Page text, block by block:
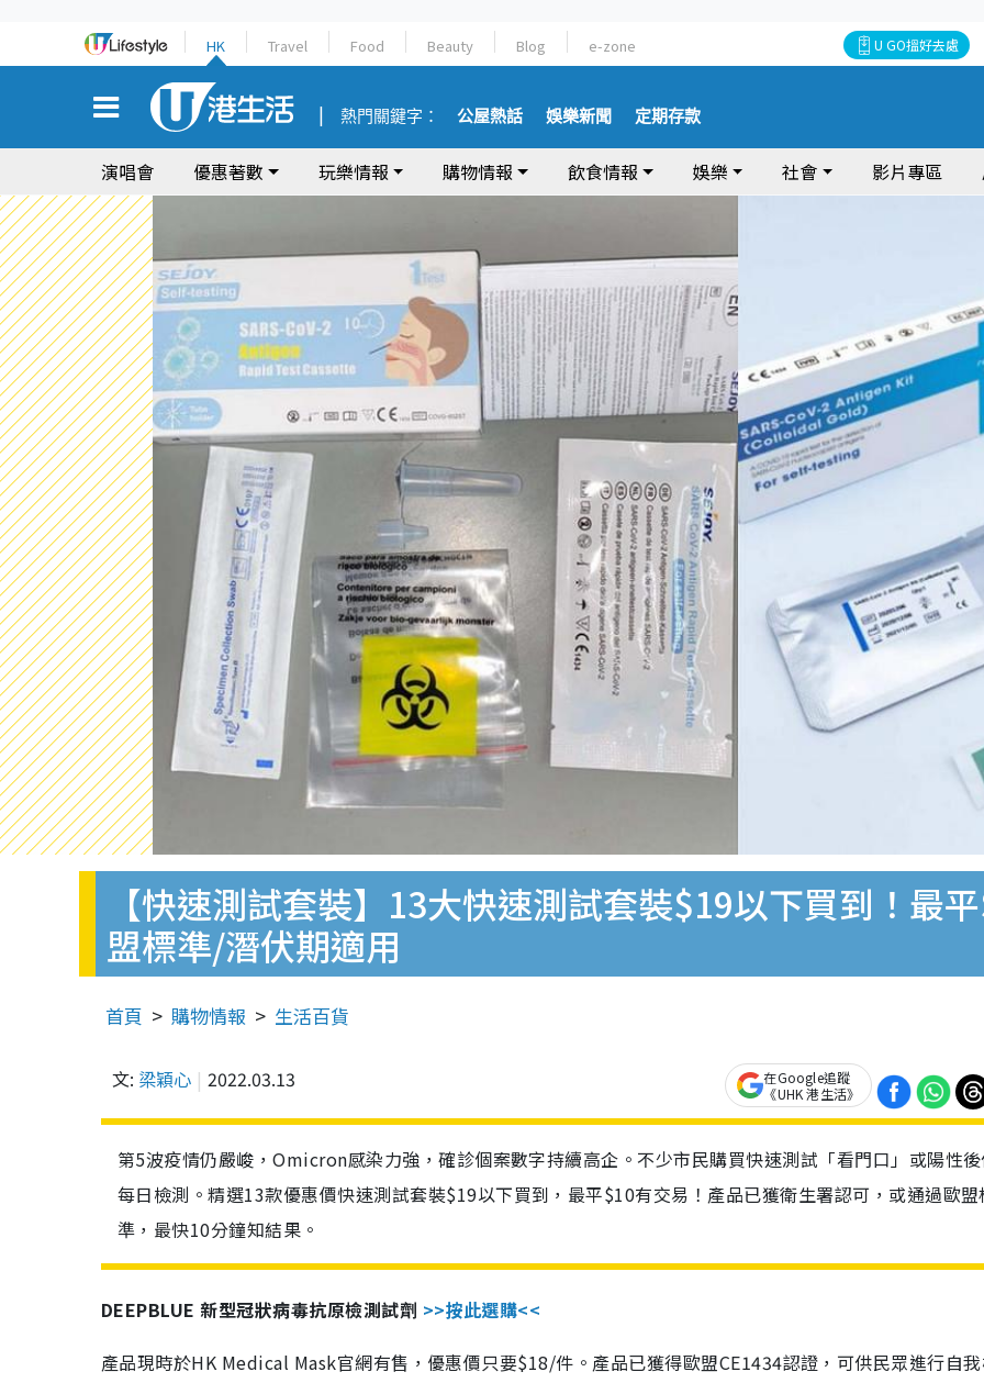
HK Travel Food Beauty Blog e-zone U GO搵好去處
熱門關鍵字： 公屋熱話 娛樂新聞 定期存款
演唱會 優惠著數 玩樂情報 購物情報 飲食情報 娛樂 社會 影片專區
【快速測試套裝】13大快速測試套裝$19以下買到！最
盟標準/潛伏期適用
首頁 購物情報 生活百貨
文: 梁穎心 2022.03.13
在Google追蹤
《UHK 港生活》
第5波疫情仍嚴峻，Omicron感染力強，確診個案數字持續高企。不少市民購買快速測試「看門口」或陽性
每日檢測。精選13款優惠價快速測試套裝$19以下買到，最平$10有交易！產品已獲衛生署認可，或通過歐盟
準，最快10分鐘知結果。
DEEPBLUE 新型冠狀病毒抗原檢測試劑 >>按此選購<<
產品現時於HK Medical Mask官網有售，優惠價只要$18/件。產品已獲得歐盟CE1434認證，可供民眾進行自